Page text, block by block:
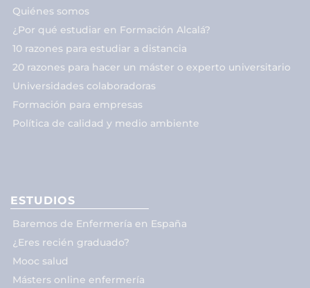
Quiénes somos
¿Por qué estudiar en Formación Alcalá?
10 razones para estudiar a distancia
20 razones para hacer un máster o experto universitario
Universidades colaboradoras
Formación para empresas
Política de calidad y medio ambiente
ESTUDIOS
Baremos de Enfermería en España
¿Eres recién graduado?
Mooc salud
Másters online enfermería